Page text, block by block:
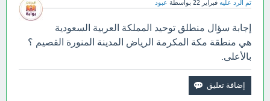
تم الرد عليه فبراير 22 بواسطة عبود
إجابة سؤال منطلق توحيد المملكة العربية السعودية
هي منطقة مكة المكرمة الرياض المدينة المنورة القصيم ؟
بالأعلى.